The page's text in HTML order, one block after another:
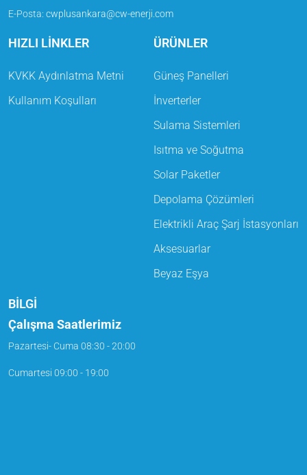
E-Posta: cwplusankara@cw-enerji.com
HIZLI LİNKLER
KVKK Aydınlatma Metni
Kullanım Koşulları
ÜRÜNLER
Güneş Panelleri
İnverterler
Sulama Sistemleri
Isıtma ve Soğutma
Solar Paketler
Depolama Çözümleri
Elektrikli Araç Şarj İstasyonları
Aksesuarlar
Beyaz Eşya
BİLGİ
Çalışma Saatlerimiz
Pazartesi- Cuma 08:30 - 20:00
Cumartesi 09:00 - 19:00